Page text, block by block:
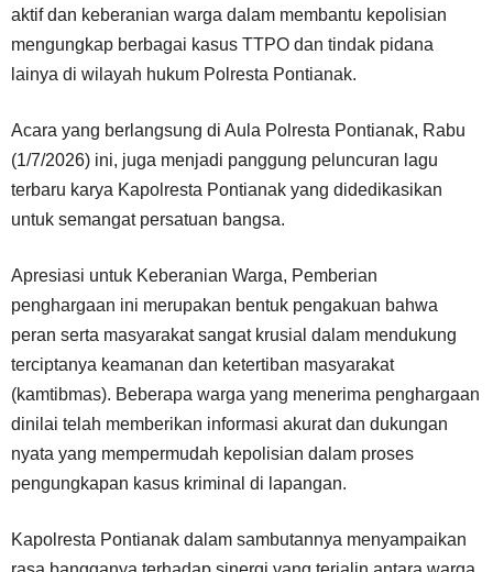
aktif dan keberanian warga dalam membantu kepolisian
mengungkap berbagai kasus TTPO dan tindak pidana
lainya di wilayah hukum Polresta Pontianak.
Acara yang berlangsung di Aula Polresta Pontianak, Rabu
(1/7/2026) ini, juga menjadi panggung peluncuran lagu
terbaru karya Kapolresta Pontianak yang didedikasikan
untuk semangat persatuan bangsa.
Apresiasi untuk Keberanian Warga, Pemberian
penghargaan ini merupakan bentuk pengakuan bahwa
peran serta masyarakat sangat krusial dalam mendukung
terciptanya keamanan dan ketertiban masyarakat
(kamtibmas). Beberapa warga yang menerima penghargaan
dinilai telah memberikan informasi akurat dan dukungan
nyata yang mempermudah kepolisian dalam proses
pengungkapan kasus kriminal di lapangan.
Kapolresta Pontianak dalam sambutannya menyampaikan